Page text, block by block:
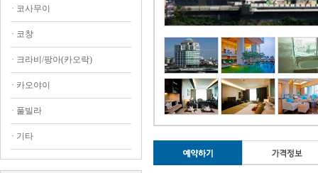
· 코사무이
· 코창
· 크라비/팡아(카오락)
· 카오야이
· 풀빌라
· 기타